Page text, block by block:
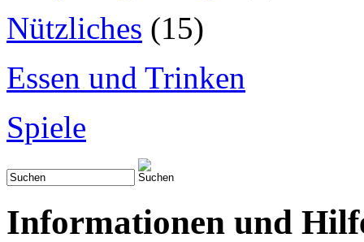
Nützliches (15)
Essen und Trinken
Spiele
Informationen und